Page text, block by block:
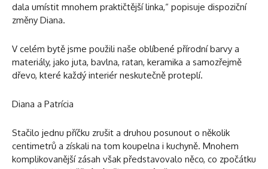
dala umístit mnohem praktičtější linka,“ popisuje dispoziční
změny Diana.
V celém bytě jsme použili naše oblíbené přírodní barvy a
materiály, jako juta, bavlna, ratan, keramika a samozřejmě
dřevo, které každý interiér neskutečně proteplí.
Diana a Patrícia
Stačilo jednu příčku zrušit a druhou posunout o několik
centimetrů a získali na tom koupelna i kuchyně. Mnohem
komplikovanější zásah však představovalo něco, co zpočátku